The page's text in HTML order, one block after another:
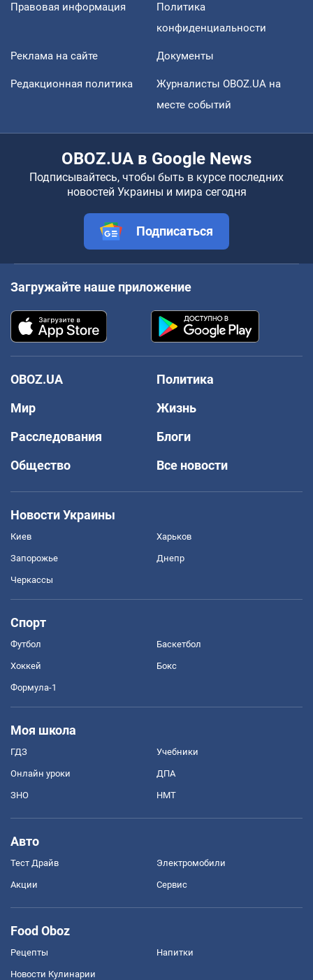
Правовая информация
Политика
конфиденциальности
Реклама на сайте Документы
Редакционная политика
Журналисты OBOZ.UA на
месте событий
OBOZ.UA в Google News
Подписывайтесь, чтобы быть в курсе последних
новостей Украины и мира сегодня
Подписаться
Загружайте наше приложение
OBOZ.UA
Политика
Мир
Жизнь
Расследования
Блоги
Общество
Все новости
Новости Украины
Киев Харьков
Запорожье Днепр
Черкассы
Спорт
Футбол Баскетбол
Хоккей Бокс
Формула-1
Моя школа
ГДЗ Учебники
Онлайн уроки ДПА
ЗНО НМТ
Авто
Тест Драйв Электромобили
Акции Сервис
Food Oboz
Рецепты Напитки
Новости Кулинарии